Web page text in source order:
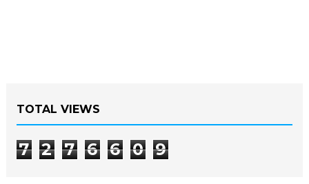
TOTAL VIEWS
7 2 7 6 6 0 9